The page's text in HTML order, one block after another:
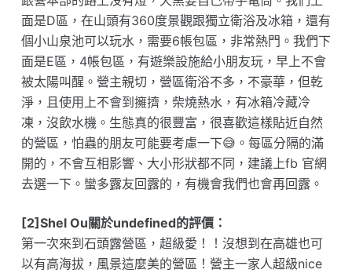
面是D區，在山頭有360度景觀跟獨立衛浴及冰箱，還有
個小山泉池可以玩水，需要6帳包區，非常熱門。我們下
面是E區，4帳包區，有遊樂設施給小朋友玩，早上不會
被太陽叫醒。營主親切，營區衛浴不多，不豪華，但乾
淨，且使用上不會到擁擠，柴燒熱水，有冰箱冷藏冷
凍，沒飲水機。生態真的很豐富，很喜歡這樣貼近自然
的營區，怕蟲的朋友可能要考慮一下😅。每區分隔的滿
開的，不會互相影響、大小形狀都不同，建議上fb 官網
去選一下。蠻多露友回露的，有機會我們也會再回露。
[2]Shel Ou關於undefined的評價：
第一次來到石頭露營區，超級愛！！沒想到在高雄也可
以有高海拔，風景這麼美的營區！營主一家人超級nice